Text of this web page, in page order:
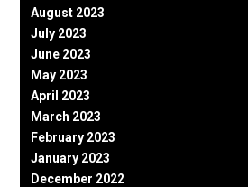
August 2023
July 2023
June 2023
May 2023
April 2023
March 2023
February 2023
January 2023
December 2022